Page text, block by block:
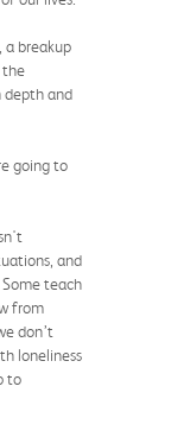
a breakup
the
depth and
going to
and
teach
from
don’t
loneliness
to